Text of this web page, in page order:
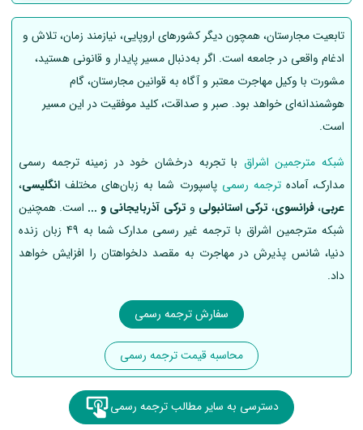
تابعیت مجارستان، همچون دیگر کشورهای اروپایی، نیازمند زمان، تلاش و
ادغام واقعی در جامعه است. اگر به‌دنبال مسیر پایدار و قانونی هستید،
مشورت با وکیل مهاجرت معتبر و آگاه به قوانین مجارستان، گام
هوشمندانه‌ای خواهد بود. صبر و صداقت، کلید موفقیت در این مسیر
است.
شبکه مترجمین اشراق با تجربه درخشان خود در زمینه ترجمه رسمی
مدارک، آمادهترجمه رسمی پاسپورت شما به زبان‌های مختلف انگلیسی،
عربی،فرانسوی، ترکی استانبولی و ترکی آذربایجانی و ... است. همچنین
شبکه مترجمین اشراق با ترجمه غیر رسمی مدارک شما به 49 زبان زنده
دنیا، شانس پذیرش در مهاجرت به مقصد دلخواهتان را افزایش خواهد
داد.
سفارش ترجمه رسمی
محاسبه قیمت ترجمه رسمی
دسترسی به سایر مطالب ترجمه رسمی